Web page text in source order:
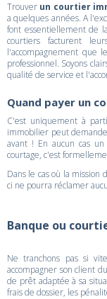
Trouver un courtier
a quelques années. A
font essentiellement de
courtiers facturent
l'accompagnement que
professionnel. Soyons
qualité de service et
Quand payer un
C'est uniquement à
immobilier peut
avant ! En aucun cas
courtage, c'est
Dans le cas où la
ci ne pourra réclamer
Banque ou
Ne tranchons pas si
accompagner son client
de prêt adaptée à sa
frais de dossier, les